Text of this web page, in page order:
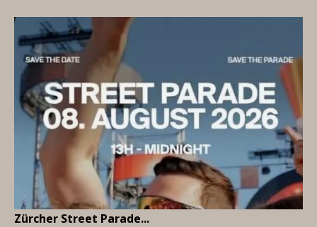
Zürcher Street Parade...